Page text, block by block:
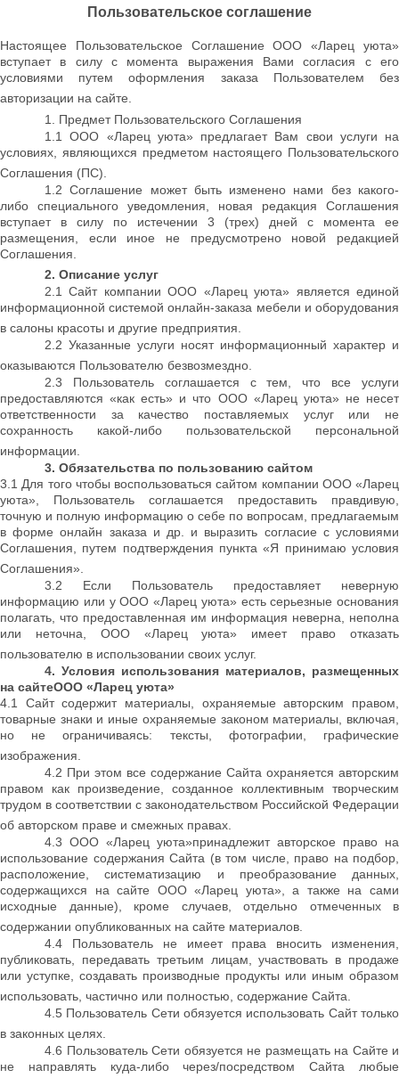
Пользовательское соглашение
Настоящее Пользовательское Соглашение ООО «Ларец уюта»
вступает в силу с момента выражения Вами согласия с его
условиями путем оформления заказа Пользователем без
авторизации на сайте.
1. Предмет Пользовательского Соглашения
1.1 ООО «Ларец уюта» предлагает Вам свои услуги на
условиях, являющихся предметом настоящего Пользовательского
Соглашения (ПС).
1.2 Соглашение может быть изменено нами без какого-
либо специального уведомления, новая редакция Соглашения
вступает в силу по истечении 3 (трех) дней с момента ее
размещения, если иное не предусмотрено новой редакцией
Соглашения.
2. Описание услуг
2.1 Сайт компании ООО «Ларец уюта» является единой
информационной системой онлайн-заказа мебели и оборудования
в салоны красоты и другие предприятия.
2.2 Указанные услуги носят информационный характер и
оказываются Пользователю безвозмездно.
2.3 Пользователь соглашается с тем, что все услуги
предоставляются «как есть» и что ООО «Ларец уюта» не несет
ответственности за качество поставляемых услуг или не
сохранность какой-либо пользовательской персональной
информации.
3. Обязательства по пользованию сайтом
3.1 Для того чтобы воспользоваться сайтом компании ООО «Ларец
уюта», Пользователь соглашается предоставить правдивую,
точную и полную информацию о себе по вопросам, предлагаемым
в форме онлайн заказа и др. и выразить согласие с условиями
Соглашения, путем подтверждения пункта «Я принимаю условия
Соглашения».
3.2 Если Пользователь предоставляет неверную
информацию или у ООО «Ларец уюта» есть серьезные основания
полагать, что предоставленная им информация неверна, неполна
или неточна, ООО «Ларец уюта» имеет право отказать
пользователю в использовании своих услуг.
4. Условия использования материалов, размещенных
на сайтеООО «Ларец уюта»
4.1 Сайт содержит материалы, охраняемые авторским правом,
товарные знаки и иные охраняемые законом материалы, включая,
но не ограничиваясь: тексты, фотографии, графические
изображения.
4.2 При этом все содержание Сайта охраняется авторским
правом как произведение, созданное коллективным творческим
трудом в соответствии с законодательством Российской Федерации
об авторском праве и смежных правах.
4.3 ООО «Ларец уюта»принадлежит авторское право на
использование содержания Сайта (в том числе, право на подбор,
расположение, систематизацию и преобразование данных,
содержащихся на сайте ООО «Ларец уюта», а также на сами
исходные данные), кроме случаев, отдельно отмеченных в
содержании опубликованных на сайте материалов.
4.4 Пользователь не имеет права вносить изменения,
публиковать, передавать третьим лицам, участвовать в продаже
или уступке, создавать производные продукты или иным образом
использовать, частично или полностью, содержание Сайта.
4.5 Пользователь Сети обязуется использовать Сайт только
в законных целях.
4.6 Пользователь Сети обязуется не размещать на Сайте и
не направлять куда-либо через/посредством Сайта любые